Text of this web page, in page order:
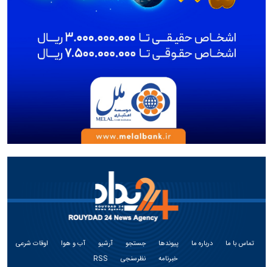
تماس با ما درباره ما پیوندها جستجو آرشیو آب و هوا
اوقات شرعی
خبرنامه
نظرسنجی RSS